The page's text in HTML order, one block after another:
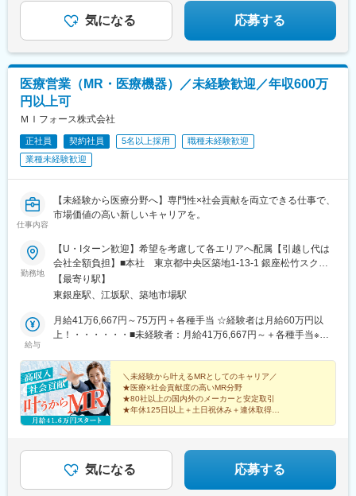
■当社の特徴
研修終了後は各製薬メーカーのプロジェクトに配属される『コン
クラクトMR』。配属期間は平均2～3年程。
新薬案件を中心にプロジェクトが豊富にあり、成長機会が広がり
ます。
■豊富なキャリアパス
がんや希少疾患の医薬品担当など専門性を深めるキャリアや、マ
ネジメント・人材育成など多様なキャリアパスが可能。実際に社
内でキャリアチェンジして活躍している社員も多数います。
変更の範囲：会社の定める業務
気になる 応募する
医療営業（MR・医療機器）／未経験歓迎／年収600万
円以上可
ＭＩフォース株式会社
正社員 契約社員 5名以上採用
職種未経験歓迎
業種未経験歓迎
仕事内容
【未経験から医療分野へ】専門性×社会貢献を両立できる仕事で、
市場価値の高い新しいキャリアを。
勤務地
【U・Iターン歓迎】希望を考慮して各エリアへ配属【引越し代は
会社全額負担】■本社 東京都中央区築地1-13-1 銀座松竹スクエ
ア9F■勤務エリア：（1）北海道：北海道（2）東北：青森・秋
田・岩手・山形・宮城・福島（3）関東：東京・神奈川・千葉・埼
海：愛知・岐阜・三重・静岡（6）北陸：富山・石川・福井（7）
近畿：大阪・京都・滋賀・奈良・和歌山・兵庫（8）中国：岡山・
（10）九州：福岡・大分・宮崎・鹿児島・熊本・佐賀・長崎・沖
縄※勤務地限定～全国転勤（規定あり）の選択可能※配属エリアは
希望を考慮して決定いたします。希望範囲外への転勤はありませ
ん。※変更の範囲：会社の定める事業所（リモートワーク含む）
【最寄り駅】
東銀座駅、江坂駅、築地市場駅
給与
月給41万6,667円～75万円＋各種手当 ☆経験者は月給60万円以
上！・・・・・・■未経験者：月給41万6,667円～＋各種手当※上
過分は別途全額支給いたします。◎手当を含めれば初年度から年
収600万円以上も可能！・・・・・・■経験者：月給60万円～75万
円＋各種手当※上記には固定残業代（11万760円～／30時間分）を
含みます。※超過分は別途全額支給いたします。＜年収例＞◎初年
度年収は700万円以上！◎最大年収900万円以上も目指せる
万円／42歳（入社4年） 920万円／45歳（入社6年） ※諸手当含む
＼未経験から叶えるMRとしてのキャリア／
★医療×社会貢献度の高いMR分野
★80社以上の国内外のメーカーと安定取引
★年休125日以上＋土日祝休み＋連休取得OK
気になる 応募する